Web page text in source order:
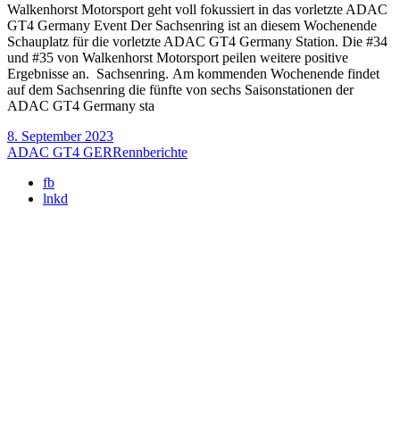
Walkenhorst Motorsport geht voll fokussiert in das vorletzte ADAC
GT4 Germany Event Der Sachsenring ist an diesem Wochenende
Schauplatz für die vorletzte ADAC GT4 Germany Station. Die #34
und #35 von Walkenhorst Motorsport peilen weitere positive
Ergebnisse an. Sachsenring. Am kommenden Wochenende findet
auf dem Sachsenring die fünfte von sechs Saisonstationen der
ADAC GT4 Germany sta
8. September 2023
ADAC GT4 GERRennberichte
fb
lnkd